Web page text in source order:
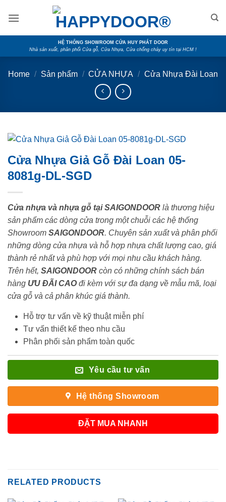
HỆ THỐNG SHOWROOM CỬA HUY PHÁT DOOR
Nhà sản xuất, phân phối Cửa gỗ, Cửa Nhựa, Cửa chống cháy uy tín tại HCM !
Home / Sản phẩm / CỬA NHỰA / Cửa Nhựa Đài Loan
Cửa Nhựa Giả Gỗ Đài Loan 05-
8081g-DL-SGD
Cửa nhựa và nhựa gỗ tại SAIGONDOOR là thương hiệu
sản phẩm các dòng cửa trong một chuỗi các hệ thống
Showroom SAIGONDOOR. Chuyên sản xuất và phân phối
những dòng cửa nhựa và hỗ hợp nhựa chất lượng cao, giá
thành rẻ nhất và phù hợp với mọi nhu cầu khách hàng.
Trên hết, SAIGONDOOR còn có những chính sách bán
hàng ƯU ĐÃI CAOđi kèm với sự đa dạng về mẫu mã, loại
cửa gỗ và cả phân khúc giá thành.
Hỗ trợ tư vấn về kỹ thuật miễn phí
Tư vấn thiết kế theo nhu cầu
Phân phối sản phẩm toàn quốc
Yêu cầu tư vấn
Hệ thống Showroom
ĐẶT MUA NHANH
RELATED PRODUCTS